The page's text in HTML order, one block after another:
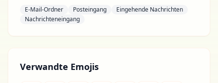
E-Mail-Ordner Posteingang
Eingehende Nachrichten
Nachrichteneingang
Verwandte Emojis